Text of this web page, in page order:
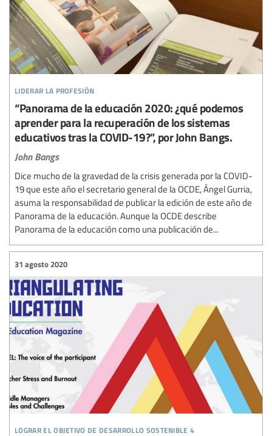
liderar la profesión
“Panorama de la educación 2020: ¿qué podemos
aprender para la recuperación de los sistemas
educativos tras la COVID-19?”, por John Bangs.
John Bangs
Dice mucho de la gravedad de la crisis generada por la COVID-
19 que este año el secretario general de la OCDE, Ángel Gurria,
asuma la responsabilidad de publicar la edición de este año de
Panorama de la educación. Aunque la OCDE describe
Panorama de la educación como una publicación de...
lograr el objetivo de desarrollo sostenible 4
31 agosto 2020